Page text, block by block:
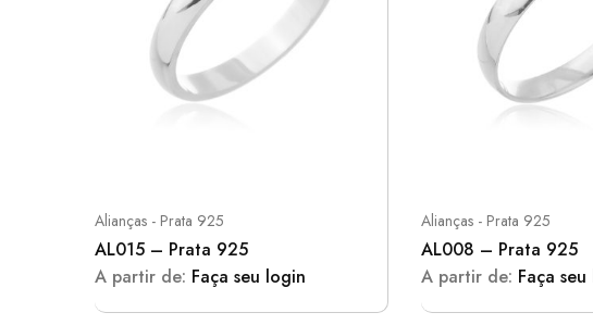
Alianças - Prata 925
AL015 – Prata 925
A partir de: Faça seu login
Alianças - Prata 925
AL008 – Prata 925
A partir de: Faça